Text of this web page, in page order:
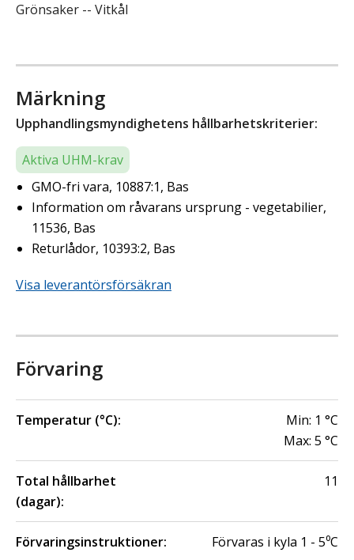
Grönsaker -- Vitkål
Märkning
Upphandlingsmyndighetens hållbarhetskriterier:
Aktiva UHM-krav
GMO-fri vara, 10887:1, Bas
Information om råvarans ursprung - vegetabilier,
11536, Bas
Returlådor, 10393:2, Bas
Visa leverantörsförsäkran
Förvaring
Temperatur (°C): Min: 1 °C
Max: 5 °C
Total hållbarhet
(dagar):
11
Förvaringsinstruktioner: Förvaras i kyla 1 - 5⁰C